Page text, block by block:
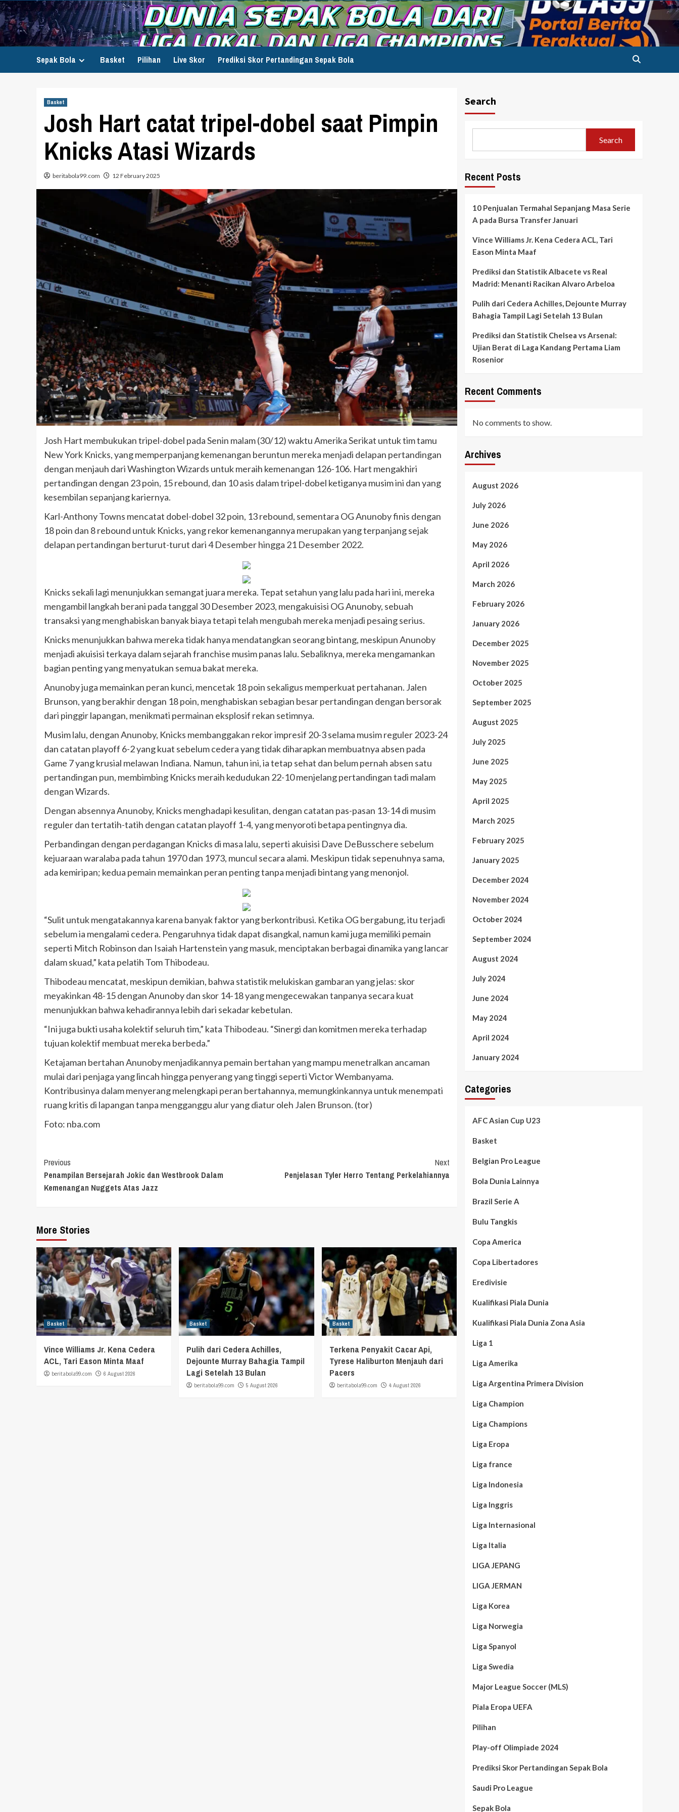
Skip
to
content
Sepak Bola Basket Pilihan Live Skor Prediksi Skor Pertandingan Sepak Bola
Basket
Josh Hart catat tripel-dobel saat Pimpin
Knicks Atasi Wizards
beritabola99.com 12 February 2025
Josh Hart membukukan tripel-dobel pada Senin malam (30/12) waktu Amerika Serikat untuk tim tamu
New York Knicks, yang memperpanjang kemenangan beruntun mereka menjadi delapan pertandingan
dengan menjauh dari Washington Wizards untuk meraih kemenangan 126-106. Hart mengakhiri
pertandingan dengan 23 poin, 15 rebound, dan 10 asis dalam tripel-dobel ketiganya musim ini dan yang
kesembilan sepanjang kariernya.
Karl-Anthony Towns mencatat dobel-dobel 32 poin, 13 rebound, sementara OG Anunoby finis dengan
18 poin dan 8 rebound untuk Knicks, yang rekor kemenangannya merupakan yang terpanjang sejak
delapan pertandingan berturut-turut dari 4 Desember hingga 21 Desember 2022.
Knicks sekali lagi menunjukkan semangat juara mereka. Tepat setahun yang lalu pada hari ini, mereka
mengambil langkah berani pada tanggal 30 Desember 2023, mengakuisisi OG Anunoby, sebuah
transaksi yang menghabiskan banyak biaya tetapi telah mengubah mereka menjadi pesaing serius.
Knicks menunjukkan bahwa mereka tidak hanya mendatangkan seorang bintang, meskipun Anunoby
menjadi akuisisi terkaya dalam sejarah franchise musim panas lalu. Sebaliknya, mereka mengamankan
bagian penting yang menyatukan semua bakat mereka.
Anunoby juga memainkan peran kunci, mencetak 18 poin sekaligus memperkuat pertahanan. Jalen
Brunson, yang berakhir dengan 18 poin, menghabiskan sebagian besar pertandingan dengan bersorak
dari pinggir lapangan, menikmati permainan eksplosif rekan setimnya.
Musim lalu, dengan Anunoby, Knicks membanggakan rekor impresif 20-3 selama musim reguler 2023-24
dan catatan playoff 6-2 yang kuat sebelum cedera yang tidak diharapkan membuatnya absen pada
Game 7 yang krusial melawan Indiana. Namun, tahun ini, ia tetap sehat dan belum pernah absen satu
pertandingan pun, membimbing Knicks meraih kedudukan 22-10 menjelang pertandingan tadi malam
dengan Wizards.
Dengan absennya Anunoby, Knicks menghadapi kesulitan, dengan catatan pas-pasan 13-14 di musim
reguler dan tertatih-tatih dengan catatan playoff 1-4, yang menyoroti betapa pentingnya dia.
Perbandingan dengan perdagangan Knicks di masa lalu, seperti akuisisi Dave DeBusschere sebelum
kejuaraan waralaba pada tahun 1970 dan 1973, muncul secara alami. Meskipun tidak sepenuhnya sama,
ada kemiripan; kedua pemain memainkan peran penting tanpa menjadi bintang yang menonjol.
“Sulit untuk mengatakannya karena banyak faktor yang berkontribusi. Ketika OG bergabung, itu terjadi
sebelum ia mengalami cedera. Pengaruhnya tidak dapat disangkal, namun kami juga memiliki pemain
seperti Mitch Robinson dan Isaiah Hartenstein yang masuk, menciptakan berbagai dinamika yang lancar
dalam skuad,” kata pelatih Tom Thibodeau.
Thibodeau mencatat, meskipun demikian, bahwa statistik melukiskan gambaran yang jelas: skor
meyakinkan 48-15 dengan Anunoby dan skor 14-18 yang mengecewakan tanpanya secara kuat
menunjukkan bahwa kehadirannya lebih dari sekadar kebetulan.
“Ini juga bukti usaha kolektif seluruh tim,” kata Thibodeau. “Sinergi dan komitmen mereka terhadap
tujuan kolektif membuat mereka berbeda.”
Ketajaman bertahan Anunoby menjadikannya pemain bertahan yang mampu menetralkan ancaman
mulai dari penjaga yang lincah hingga penyerang yang tinggi seperti Victor Wembanyama.
Kontribusinya dalam menyerang melengkapi peran bertahannya, memungkinkannya untuk menempati
ruang kritis di lapangan tanpa mengganggu alur yang diatur oleh Jalen Brunson. (tor)
Foto: nba.com
Continue
Reading
Previous
Penampilan Bersejarah Jokic dan Westbrook Dalam
Kemenangan Nuggets Atas Jazz
Next
Penjelasan Tyler Herro Tentang Perkelahiannya
More Stories
Basket
Vince Williams Jr. Kena Cedera
ACL, Tari Eason Minta Maaf
beritabola99.com 6 August 2026
Basket
Pulih dari Cedera Achilles,
Dejounte Murray Bahagia Tampil
Lagi Setelah 13 Bulan
beritabola99.com 5 August 2026
Basket
Terkena Penyakit Cacar Api,
Tyrese Haliburton Menjauh dari
Pacers
beritabola99.com 4 August 2026
Search
Search
Recent Posts
10 Penjualan Termahal Sepanjang Masa Serie
A pada Bursa Transfer Januari
Vince Williams Jr. Kena Cedera ACL, Tari
Eason Minta Maaf
Prediksi dan Statistik Albacete vs Real
Madrid: Menanti Racikan Alvaro Arbeloa
Pulih dari Cedera Achilles, Dejounte Murray
Bahagia Tampil Lagi Setelah 13 Bulan
Prediksi dan Statistik Chelsea vs Arsenal:
Ujian Berat di Laga Kandang Pertama Liam
Rosenior
Recent Comments
No comments to show.
Archives
August 2026
July 2026
June 2026
May 2026
April 2026
March 2026
February 2026
January 2026
December 2025
November 2025
October 2025
September 2025
August 2025
July 2025
June 2025
May 2025
April 2025
March 2025
February 2025
January 2025
December 2024
November 2024
October 2024
September 2024
August 2024
July 2024
June 2024
May 2024
April 2024
January 2024
Categories
AFC Asian Cup U23
Basket
Belgian Pro League
Bola Dunia Lainnya
Brazil Serie A
Bulu Tangkis
Copa America
Copa Libertadores
Eredivisie
Kualifikasi Piala Dunia
Kualifikasi Piala Dunia Zona Asia
Liga 1
Liga Amerika
Liga Argentina Primera Division
Liga Champion
Liga Champions
Liga Eropa
Liga france
Liga Indonesia
Liga Inggris
Liga Internasional
Liga Italia
LIGA JEPANG
LIGA JERMAN
Liga Korea
Liga Norwegia
Liga Spanyol
Liga Swedia
Major League Soccer (MLS)
Piala Eropa UEFA
Pilihan
Play-off Olimpiade 2024
Prediksi Skor Pertandingan Sepak Bola
Saudi Pro League
Sepak Bola